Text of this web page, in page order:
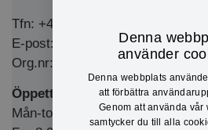
Tfn: +46 (0)571-281 00
E-post: kommun@eda.se
Org.nr: 212000-1769
Öppettider Medborgarkontor/
Mån-tors 8.00-12.00 & 13.00-
Denna
använder
Denna webbplats
att förbättra
Genom att använda vår
samtycker du till alla